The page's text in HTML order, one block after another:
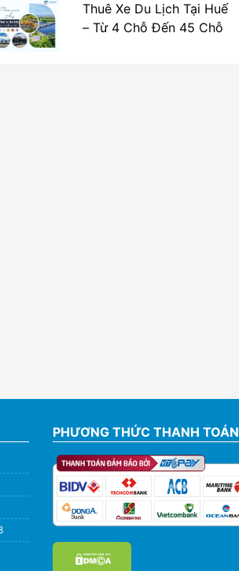
La Vang
Thuê Xe Du Lịch Tại Huế
– Từ 4 Chỗ Đến 45 Chỗ
PHƯƠNG THỨC THANH TOÁN